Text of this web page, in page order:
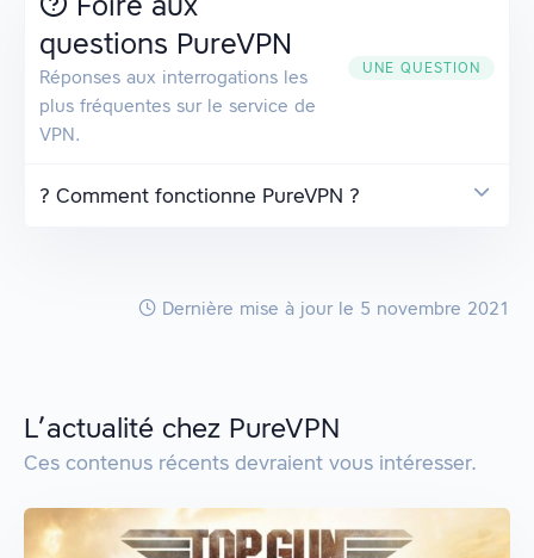
questions PureVPN
Réponses aux interrogations les
plus fréquentes sur le service de
VPN.
UNE QUESTION
? Comment fonctionne PureVPN ?
Dernière mise à jour le 5 novembre 2021
L’actualité chez PureVPN
Ces contenus récents devraient vous intéresser.